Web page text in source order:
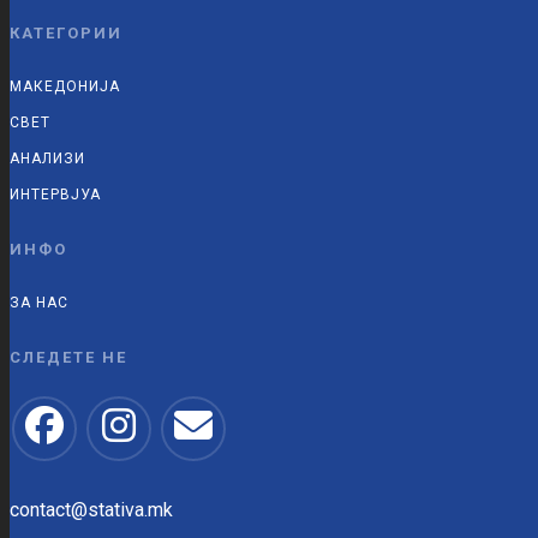
КАТЕГОРИИ
МАКЕДОНИЈА
СВЕТ
АНАЛИЗИ
ИНТЕРВЈУА
ИНФО
ЗА НАС
СЛЕДЕТЕ НЕ
contact@stativa.mk